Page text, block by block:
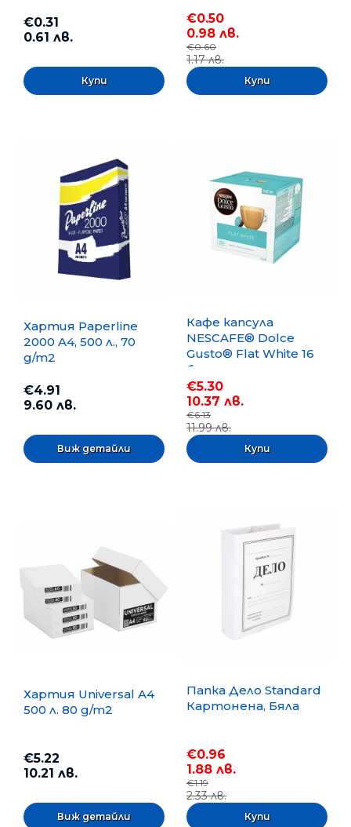
€0.31
0.61 лв.
€0.50
0.98 лв.
€0.60
1.17 лв.
Хартия Paperline
2000 A4, 500 л., 70
g/m2
€4.91
9.60 лв.
Виж детайли
Кафе капсула
NESCAFE® Dolce
Gusto® Flat White 16
бр.
€5.30
10.37 лв.
€6.13
11.99 лв.
Хартия Universal A4
500 л. 80 g/m2
€5.22
10.21 лв.
Виж детайли
Папка Дело Standard
Картонена, Бяла
€0.96
1.88 лв.
€1.19
2.33 лв.